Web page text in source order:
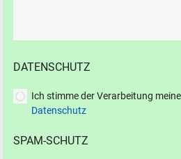
DATENSCHUTZ
Ich stimme der Verarbeitung
Datenschutz
SPAM-SCHUTZ